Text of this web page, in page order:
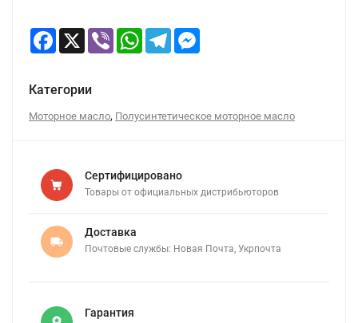
Facebook
X Viber WhatsApp
Telegram
Категории
Моторное масло, Полусинтетическое моторное масло
Сертифицировано
Товары от официальных дистрибьюторов
Доставка
Почтовые службы: Новая Почта, Укрпочта
Гарантия